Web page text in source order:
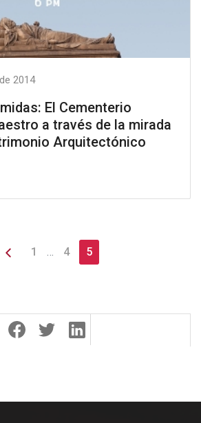
2014
El Cementerio
a través de la mirada
Arquitectónico
1 … 4 5